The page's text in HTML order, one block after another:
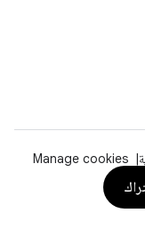
Manage cookies